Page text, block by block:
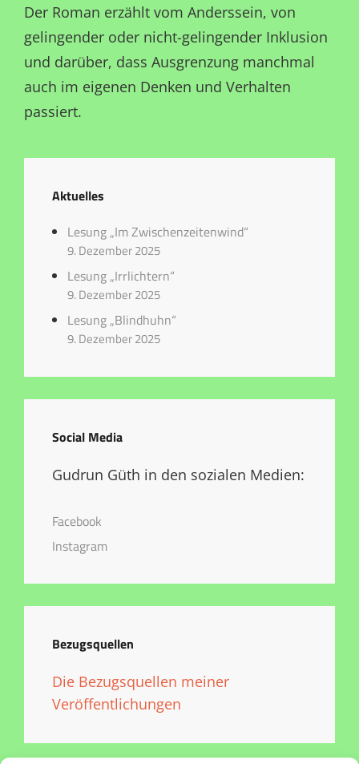
Der Roman erzählt vom Anderssein, von
gelingender oder nicht-gelingender Inklusion
und darüber, dass Ausgrenzung manchmal
auch im eigenen Denken und Verhalten
passiert.
Aktuelles
Lesung „Im Zwischenzeitenwind“
9. Dezember 2025
Lesung „Irrlichtern“
9. Dezember 2025
Lesung „Blindhuhn“
9. Dezember 2025
Social Media
Gudrun Güth in den sozialen Medien:
Facebook
Instagram
Bezugsquellen
Die Bezugsquellen meiner
Veröffentlichungen